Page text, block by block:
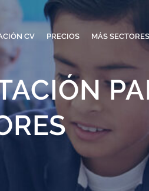
CV PRECIOS MÁS SECTORES